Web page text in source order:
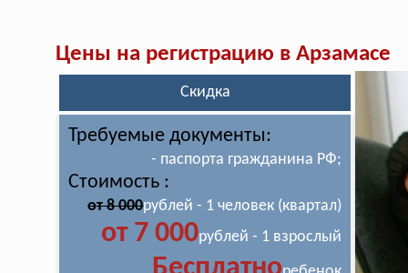
Цены на регистрацию в Арзамасе
Скидка
Требуемые документы:
- паспорта гражданина РФ;
Стоимость :
от 8 000рублей - 1 человек (квартал)
от 7 000рублей - 1 взрослый